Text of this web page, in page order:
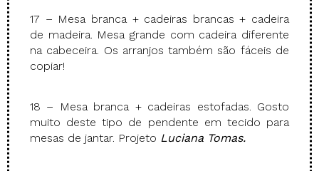
17 – Mesa branca + cadeiras brancas + cadeira
de madeira. Mesa grande com cadeira diferente
na cabeceira. Os arranjos também são fáceis de
copiar!
18 – Mesa branca + cadeiras estofadas. Gosto
muito deste tipo de pendente em tecido para
mesas de jantar. Projeto Luciana Tomas.